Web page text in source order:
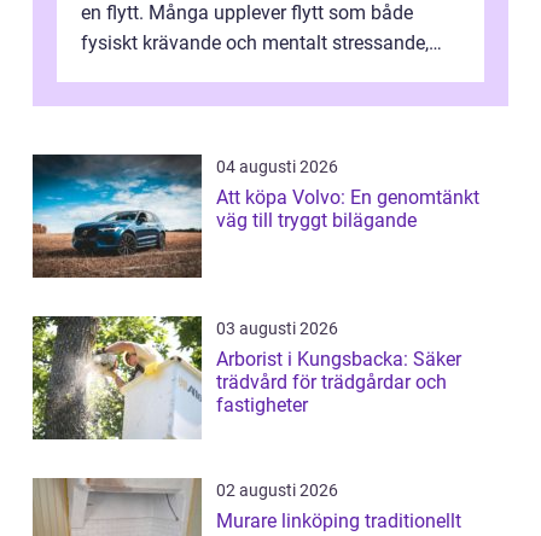
en flytt. Många upplever flytt som både
fysiskt krävande och mentalt stressande,
04 augusti 2026
Att köpa Volvo: En genomtänkt
väg till tryggt bilägande
03 augusti 2026
Arborist i Kungsbacka: Säker
trädvård för trädgårdar och
fastigheter
02 augusti 2026
Murare linköping traditionellt